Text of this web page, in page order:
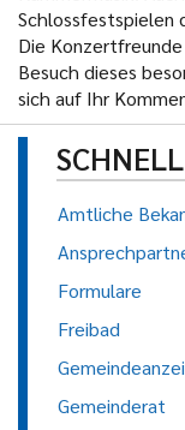
Schlossfestspielen
Die
Besuch dieses
sich auf Ihr
Amtliche
Formulare
Freibad
Gemeinderat